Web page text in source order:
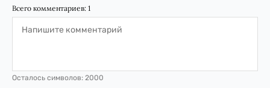
Всего комментариев: 1
Осталось символов: 2000